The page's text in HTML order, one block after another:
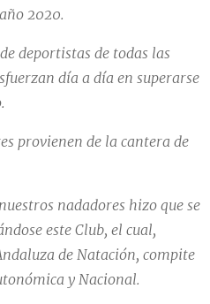
2020.
deportistas de todas las
día a día en superarse
provienen de la cantera de
nadadores hizo que se
este Club, el cual,
de Natación, compite
y Nacional.